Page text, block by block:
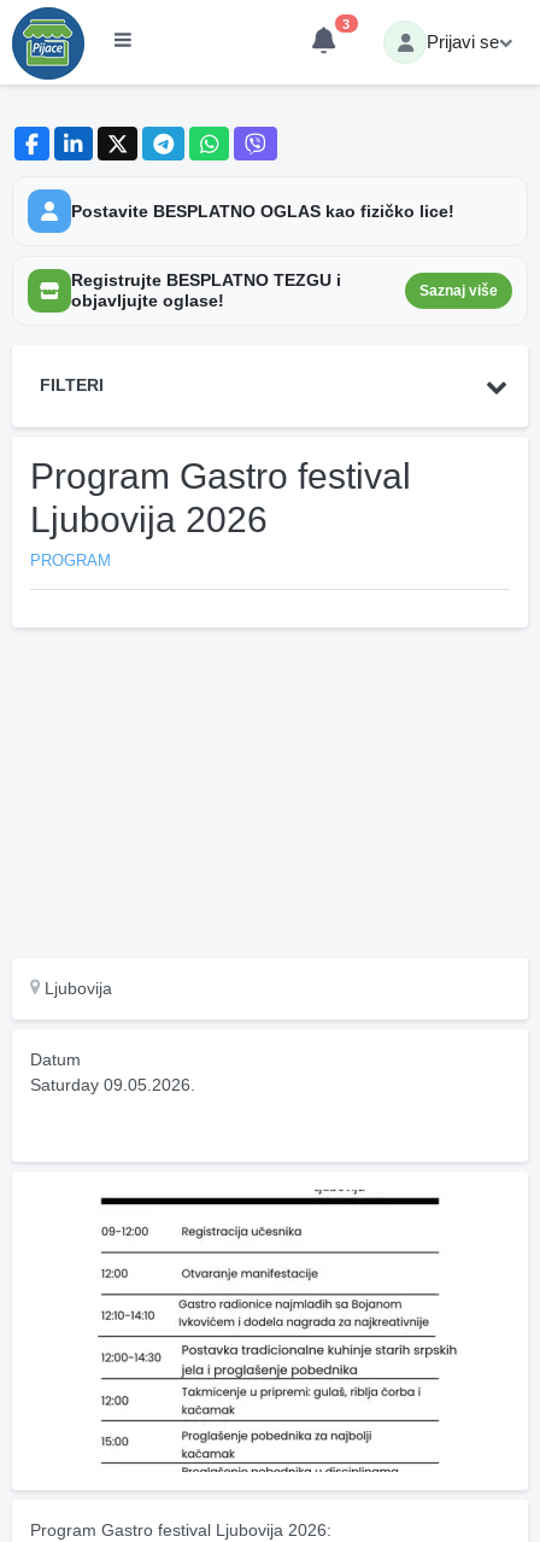
3
Prijavi se
Postavite BESPLATNO OGLAS kao fizičko lice!
Registrujte BESPLATNO TEZGU i
objavljujte oglase!
Saznaj više
FILTERI
Program Gastro festival
Ljubovija 2026
PROGRAM
Ljubovija
Datum
Saturday 09.05.2026.
Program Gastro festival Ljubovija 2026: